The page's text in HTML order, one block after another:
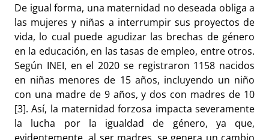
De igual forma, una maternidad no deseada obliga a
las mujeres y niñas a interrumpir sus proyectos de
vida, lo cual puede agudizar las brechas de género
en la educación, en las tasas de empleo, entre otros.
Según INEI, en el 2020 se registraron 1158 nacidos
en niñas menores de 15 años, incluyendo un niño
con una madre de 9 años, y dos con madres de 10
[3]. Así, la maternidad forzosa impacta severamente
la lucha por la igualdad de género, ya que,